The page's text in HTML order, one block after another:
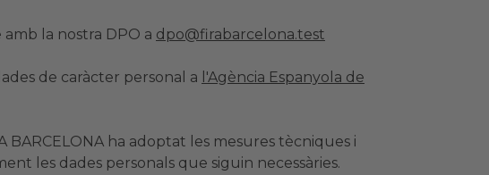
la nostra DPO a dpo@firabarcelona.test
de caràcter personal a l'Agència Espanyola de
ha adoptat les mesures tècniques i
les dades personals que siguin necessàries.